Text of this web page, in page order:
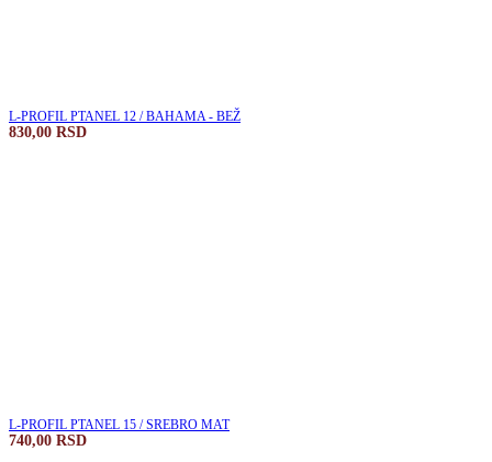
L-PROFIL PTANEL 12 / BAHAMA - BEŽ
830,00 RSD
L-PROFIL PTANEL 15 / SREBRO MAT
740,00 RSD